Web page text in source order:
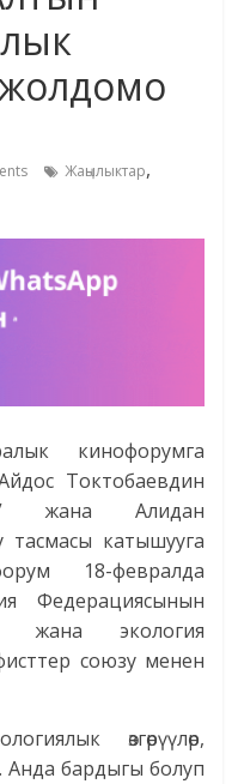
Жаңылыктар,
кинофорумга
Токтобаевдин
жана Алидан
тасмасы катышууга
18-февралда
Федерациясынын
жана экология
союзу менен
өзгөрүүлөр,
Анда бардыгы болуп